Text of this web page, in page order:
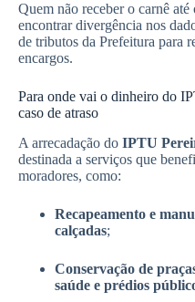
Quem não receber o carnê
encontrar divergência nos
de tributos da Prefeitura para
encargos.
Para onde vai o dinheiro do
caso de atraso
A arrecadação do IPTU
destinada a serviços que
moradores, como:
Recapeamento e
calçadas;
Conservação de
saúde e prédios